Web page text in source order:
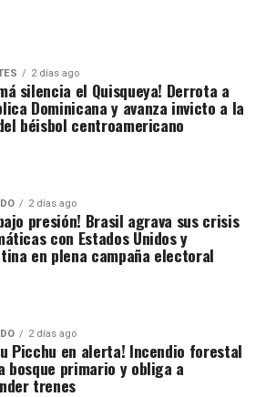
2 días ago
silencia el Quisqueya! Derrota a
Dominicana y avanza invicto a la
béisbol centroamericano
2 días ago
presión! Brasil agrava sus crisis
con Estados Unidos y
en plena campaña electoral
2 días ago
Picchu en alerta! Incendio forestal
bosque primario y obliga a
trenes